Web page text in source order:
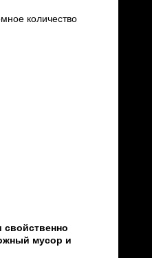
количество
мусор и